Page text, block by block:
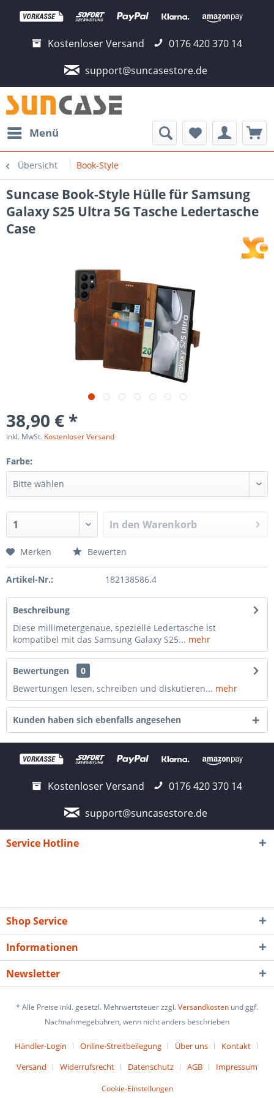
Kostenloser Versand
0176 420 370 14
support@suncasestore.de
Menü
Übersicht Book-Style
Suncase Book-Style Hülle für Samsung
Galaxy S25 Ultra 5G Tasche Ledertasche
Case
38,90 € *
inkl. MwSt. Kostenloser Versand
Farbe:
In den Warenkorb
Merken Bewerten
Artikel-Nr.: 182138586.4
Beschreibung
Diese millimetergenaue, spezielle Ledertasche ist
kompatibel mit das Samsung Galaxy S25... mehr
Bewertungen
0
Bewertungen lesen, schreiben und diskutieren... mehr
Kunden haben sich ebenfalls angesehen
Kostenloser Versand
0176 420 370 14
support@suncasestore.de
Service Hotline
Shop Service
Informationen
Newsletter
* Alle Preise inkl. gesetzl. Mehrwertsteuer zzgl.Versandkosten und ggf.
Nachnahmegebühren, wenn nicht anders beschrieben
Händler-Login Online-Streitbeilegung Über uns
Kontakt
Versand
Widerrufsrecht Datenschutz AGB Impressum
Cookie-Einstellungen